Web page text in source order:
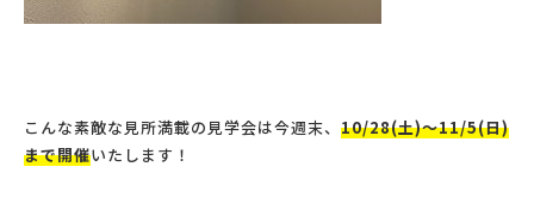
こんな素敵な見所満載の見学会は今週末、 10/28(土)～11/5(日)
まで開催いたします！